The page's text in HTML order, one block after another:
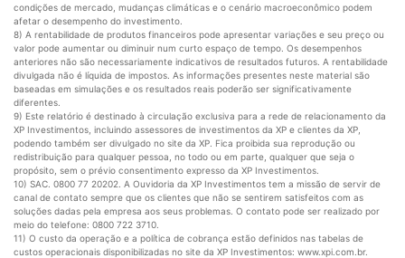
condições de mercado, mudanças climáticas e o cenário macroeconômico podem
afetar o desempenho do investimento.
8) A rentabilidade de produtos financeiros pode apresentar variações e seu preço ou
valor pode aumentar ou diminuir num curto espaço de tempo. Os desempenhos
anteriores não são necessariamente indicativos de resultados futuros. A rentabilidade
divulgada não é líquida de impostos. As informações presentes neste material são
baseadas em simulações e os resultados reais poderão ser significativamente
diferentes.
9) Este relatório é destinado à circulação exclusiva para a rede de relacionamento da
XP Investimentos, incluindo assessores de investimentos da XP e clientes da XP,
podendo também ser divulgado no site da XP. Fica proibida sua reprodução ou
redistribuição para qualquer pessoa, no todo ou em parte, qualquer que seja o
propósito, sem o prévio consentimento expresso da XP Investimentos.
10) SAC. 0800 77 20202. A Ouvidoria da XP Investimentos tem a missão de servir de
canal de contato sempre que os clientes que não se sentirem satisfeitos com as
soluções dadas pela empresa aos seus problemas. O contato pode ser realizado por
meio do telefone: 0800 722 3710.
11) O custo da operação e a política de cobrança estão definidos nas tabelas de
custos operacionais disponibilizadas no site da XP Investimentos: www.xpi.com.br.